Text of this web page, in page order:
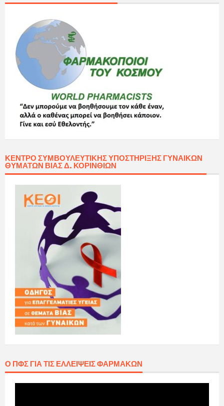
ΚΈΝΤΡΟ ΣΥΜΒΟΥΛΕΥΤΙΚΉΣ ΥΠΟΣΤΉΡΙΞΗΣ ΓΥΝΑΙΚΏΝ
ΘΥΜΆΤΩΝ ΒΊΑΣ Δ. ΚΟΡΙΝΘΊΩΝ
Ο ΠΦΣ ΓΙΑ ΤΙΣ ΕΛΛΕΊΨΕΙΣ ΦΑΡΜΆΚΩΝ